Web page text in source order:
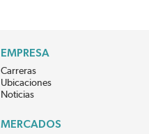
EMPRESA
Carreras
Ubicaciones
Noticias
MERCADOS